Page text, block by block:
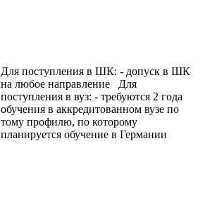
Для поступления в ШК: - допуск в ШК
на любое направление Для
поступления в вуз: - требуются 2 года
обучения в аккредитованном вузе по
тому профилю, по которому
планируется обучение в Германии